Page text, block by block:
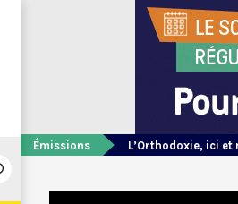
Émissions L’Orthodoxie, ici